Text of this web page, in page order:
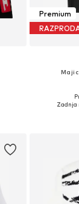
Premium
Zadnja